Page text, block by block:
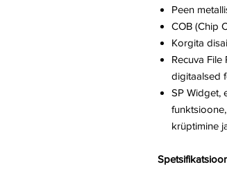
Peen
COB (Chip
Korgita
Recuva
digitaalsed
SP Widget,
krüptimine